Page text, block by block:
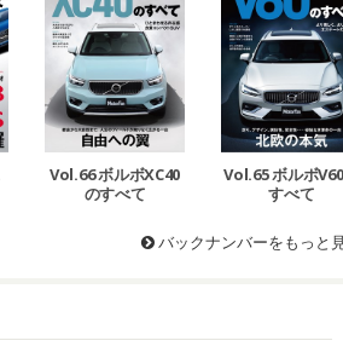
Vol.66 ボルボXC40
のすべて
Vol.65 ボルボ
すべて
バックナンバーをもっと